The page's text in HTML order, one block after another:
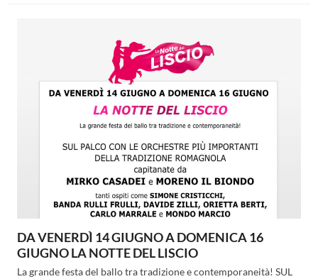
DA VENERDÌ 14 GIUGNO A DOMENICA 16
GIUGNO LA NOTTE DEL LISCIO
La grande festa del ballo tra tradizione e contemporaneità! SUL